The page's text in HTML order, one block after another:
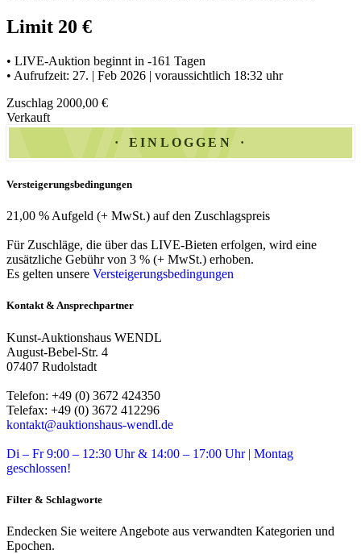
Limit 20 €
• LIVE-Auktion beginnt in -161 Tagen
• Aufrufzeit: 27. | Feb 2026 | voraussichtlich 18:32 uhr
Zuschlag 2000,00 €
Verkauft
EINLOGGEN
Versteigerungsbedingungen
21,00 % Aufgeld (+ MwSt.) auf den Zuschlagspreis
Für Zuschläge, die über das LIVE-Bieten erfolgen, wird eine
zusätzliche Gebühr von 3 % (+ MwSt.) erhoben.
Es gelten unsere Versteigerungsbedingungen
Kontakt & Ansprechpartner
Kunst-Auktionshaus WENDL
August-Bebel-Str. 4
07407 Rudolstadt
Telefon: +49 (0) 3672 424350
Telefax: +49 (0) 3672 412296
kontakt@auktionshaus-wendl.de
Di – Fr 9:00 – 12:30 Uhr & 14:00 – 17:00 Uhr | Montag
geschlossen!
Filter & Schlagworte
Endecken Sie weitere Angebote aus verwandten Kategorien und
Epochen.